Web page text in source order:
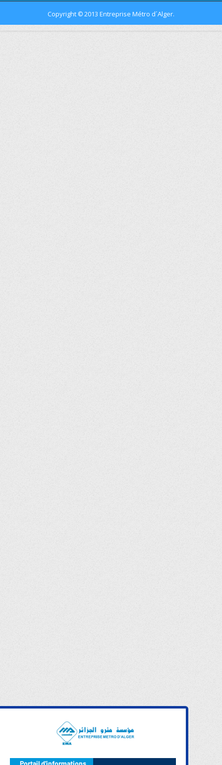
Copyright ©2013 Entreprise Métro d´Alger.